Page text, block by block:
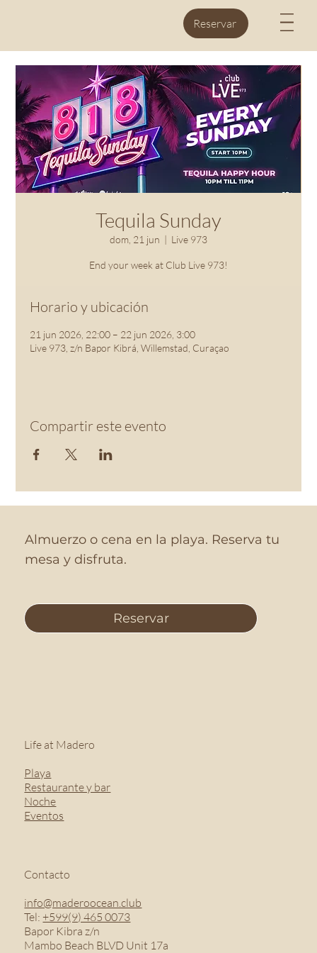
Reservar
Tequila Sunday
dom, 21 jun
  |
Live 973
End your week at Club Live 973!
Horario y ubicación
21 jun 2026, 22:00 – 22 jun 2026, 3:00
Live 973, z/n Bapor Kibrá, Willemstad, Curaçao
Compartir este evento
Almuerzo o cena en la playa. Reserva tu
mesa y disfruta.
Reservar
Life at Madero
Playa
Restaurante y bar
Noche
Eventos
Contacto
info@maderoocean.club
Tel: +599(9) 465 0073
Bapor Kibra z/n
Mambo Beach BLVD Unit 17a